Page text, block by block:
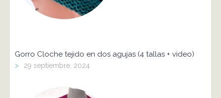
Gorro Cloche tejido en dos agujas (4 tallas + video)
> 29 septiembre, 2024